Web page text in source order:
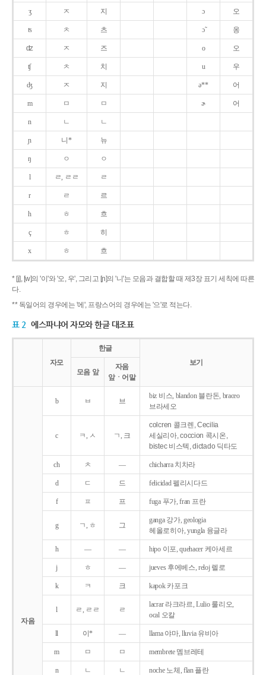
ʒ ㅈ 지 ɔ 오
ʦ ㅊ 츠 ɔ̃ 옹
ʣ ㅈ 즈 o 오
ʧ ㅊ 치 u 우
ʤ ㅈ 지 ə** 어
m ㅁ ㅁ ɚ 어
n ㄴ ㄴ
ɲ 니* 뉴
ŋ ㅇ ㅇ
l ㄹ, ㄹㄹ ㄹ
r ㄹ 르
h ㅎ 흐
ç ㅎ 히
x ㅎ 흐
* [j], [w]의 '이'와 '오, 우', 그리고 [ɲ]의 '니'는 모음과 결합할 때 제3장 표기 세칙에 따른
다.
** 독일어의 경우에는 '에', 프랑스어의 경우에는 '으'로 적는다.
표 2 에스파냐어 자모와 한글 대조표
자모
한글
보기
모음 앞
자음
앞ㆍ어말
자음
b ㅂ 브
biz 비스, blandon 블란돈, braceo
브라세오
c ㅋ, ㅅ ㄱ, 크
colcren 콜크렌, Cecilia
세실리아, coccion 콕시온,
bistec 비스텍, dictado 딕타도
ch ㅊ ― chicharra 치차라
d ㄷ 드 felicidad 펠리시다드
f ㅍ 프 fuga 푸가, fran 프란
g ㄱ, ㅎ 그
ganga 강가, geologia
헤올로히아, yungla 융글라
h ― ― hipo 이포, quehacer 케아세르
j ㅎ ― jueves 후에베스, reloj 렐로
k ㅋ 크 kapok 카포크
l ㄹ, ㄹㄹ ㄹ
lacrar 라크라르, Lulio 룰리오,
ocal 오칼
ll 이* ― llama 야마, lluvia 유비아
m ㅁ ㅁ membrete 멤브레테
n ㄴ ㄴ noche 노체, flan 플란